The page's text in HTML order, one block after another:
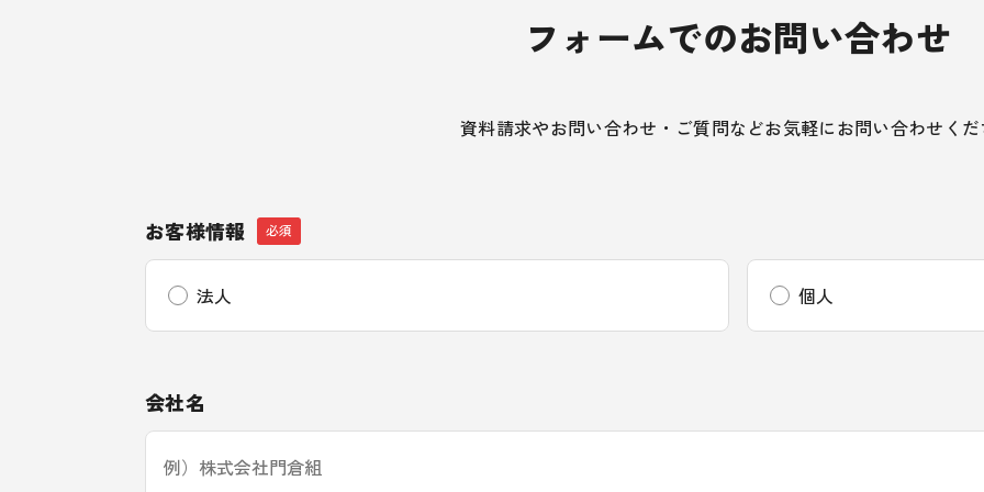
フォームでのお問い合わせ
資料請求やお問い合わせ・ご質問などお気軽にお問い合わせく
お客様情報
法人 個人
会社名